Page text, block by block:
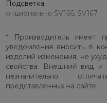
Подсветка
опционально SV166, SV167
* Производитель имеет
уведомления вносить в
изделий изменения, не
свойства. Внешний вид и
незначительно
представленных на сайте.